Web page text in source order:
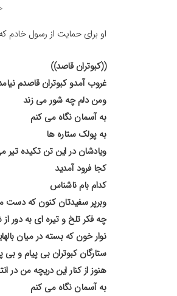
او برای حمایت از رسول خادم
((کبوتران قاصد))
غروب آمدو کبوتران قاصدم
ومن دلم چه شور می زند
به آسمان نگاه می کنم
به پولک ستاره ها
ویادشان در این تن تکیده
کجا فرود آمدید
کدام بام ناشناس
وبرپر سفیدتان کنون که
چه فکر تلخ و تیره ای به دور از
نوار خون که بسته در میان
ستارگان کبوتران بی پیام و بی
هنوز از کنار این دریچه من در
به آسمان نگاه می کنم